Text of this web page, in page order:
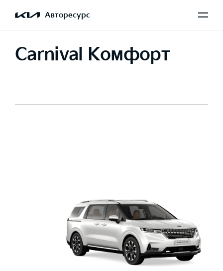
Авторесурс
Carnival Комфорт